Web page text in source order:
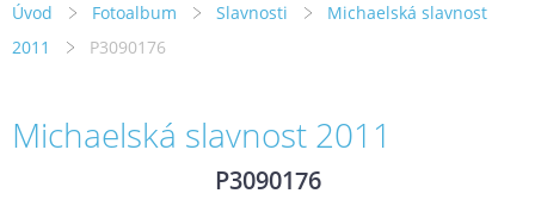
Úvod Fotoalbum Slavnosti
Michaelská slavnost
2011
P3090176
Michaelská slavnost 2011
P3090176